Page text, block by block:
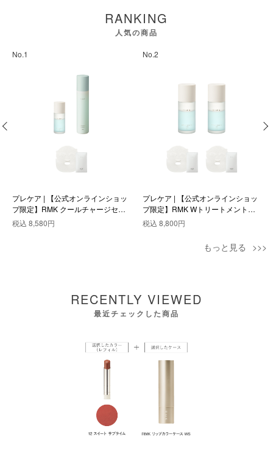
RANKING
人気の商品
No.1
プレケア | 【公式オンラインショッ
プ限定】RMK クールチャージセッ
ト
税込 8,580円
No.2
プレケア | 【公式オンラインショッ
プ限定】RMK Wトリートメントオ
イル クール デュオセット
税込 8,800円
もっと見る
RECENTLY VIEWED
最近チェックした商品